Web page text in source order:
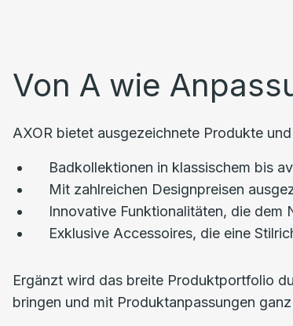
Von A wie
AXOR bietet ausgezeichnete Produkte
Badkollektionen in klassischem bis
Mit zahlreichen Designpreisen
Innovative Funktionalitäten, die dem
Exklusive Accessoires, die eine
Ergänzt wird das breite Produktportfolio
bringen und mit Produktanpassungen